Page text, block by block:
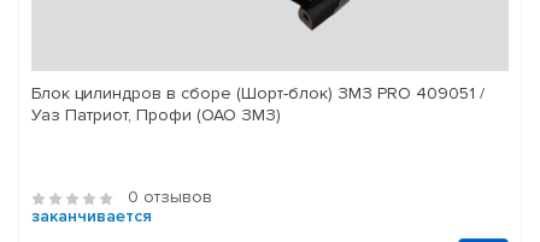
Блок цилиндров в сборе (Шорт-блок) ЗМЗ PRO 409051 /
Уаз Патриот, Профи (ОАО ЗМЗ)
0 отзывов
заканчивается